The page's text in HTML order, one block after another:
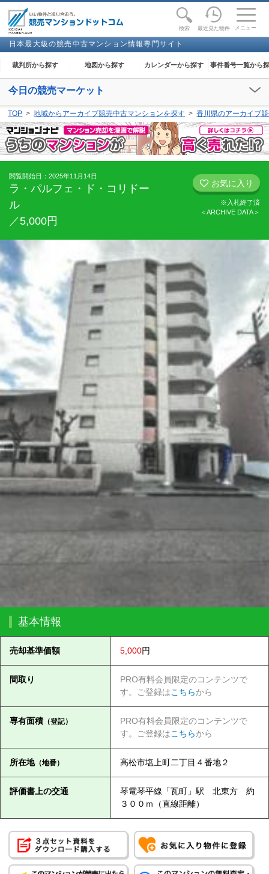
検索 最近見た物件 メニュー
日本最大級の競売中古マンション情報専門サイト
裁判所から探す 地図から探す カレンダーから探す 事件番号一覧から
toggle
今日の競売マーケット
閲覧開始：下妻、足利、大田原、奈良、和歌山、金沢、能代、高知
TOP 地域からアーカイブ競売中古マンションを探す 香川県のアーカイブ
閲覧開始日：2025年11月14日
ラ・パルフェ・ド・コリドー
ル
／5,000円
お気に入り
※入札終了済
＜ARCHIVE DATA＞
基本情報
売却基準価額 5,000円
間取り
PRO有料会員限定のコンテンツで
す。ご登録はこちらから
専有面積（登記）
PRO有料会員限定のコンテンツで
す。ご登録はこちらから
所在地（地番） 高松市塩上町二丁目４番地２
評価書上の交通
琴電琴平線「瓦町」駅 北東方 約
３００ｍ（直線距離）